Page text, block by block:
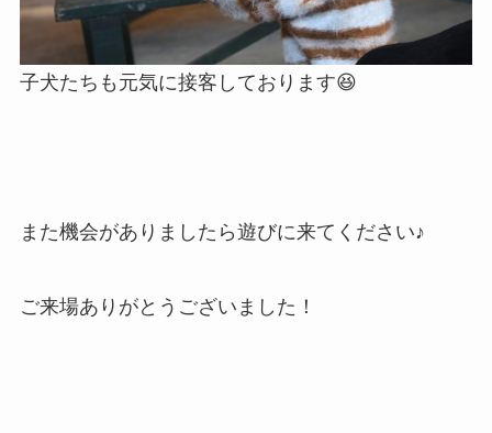
子犬たちも元気に接客しております😆
また機会がありましたら遊びに来てください♪
ご来場ありがとうございました！